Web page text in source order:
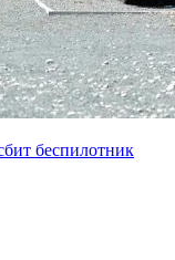
беспилотник